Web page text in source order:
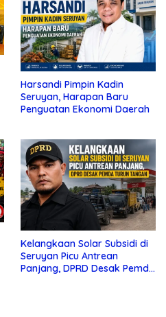
Harsandi Pimpin Kadin
Seruyan, Harapan Baru
Penguatan Ekonomi Daerah
Kelangkaan Solar Subsidi di
Seruyan Picu Antrean
Panjang, DPRD Desak Pemda